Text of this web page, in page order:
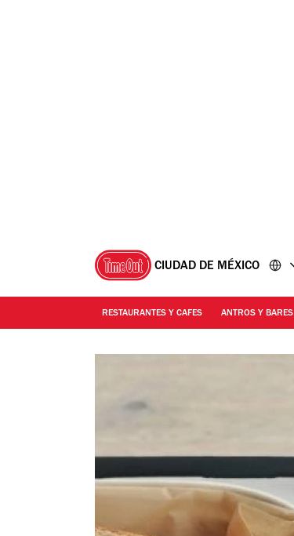
CIUDAD DE MÉXICO
RESTAURANTES Y CAFES ANTROS Y BARES